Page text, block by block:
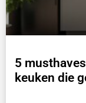
5
keuken die